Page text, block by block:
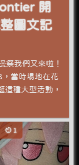
開
圖文記
祭我們又來啦！
，當時場地在花
這種大型活動，
1